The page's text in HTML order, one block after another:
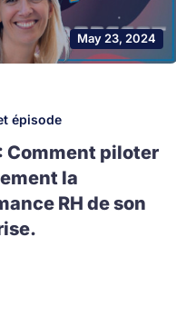
May 23, 2024
épisode
Comment piloter
la
RH de son